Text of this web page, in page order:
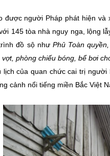
được người Pháp phát hiện
145 tòa nhà nguy nga, lộng
đồ sộ như Phủ Toàn
phòng chiếu bóng, bể bơi
lịch của quan chức cai trị
cảnh nổi tiếng miền Bắc Việt